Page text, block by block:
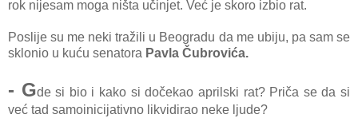
rok nijesam moga ništa učinjet. Već je skoro izbio rat.
Poslije su me neki tražili u Beogradu da me ubiju, pa sam se
sklonio u kuću senatora Pavla Čubrovića.
- Gde si bio i kako si dočekao aprilski rat? Priča se da si
već tad samoinicijativno likvidirao neke ljude?